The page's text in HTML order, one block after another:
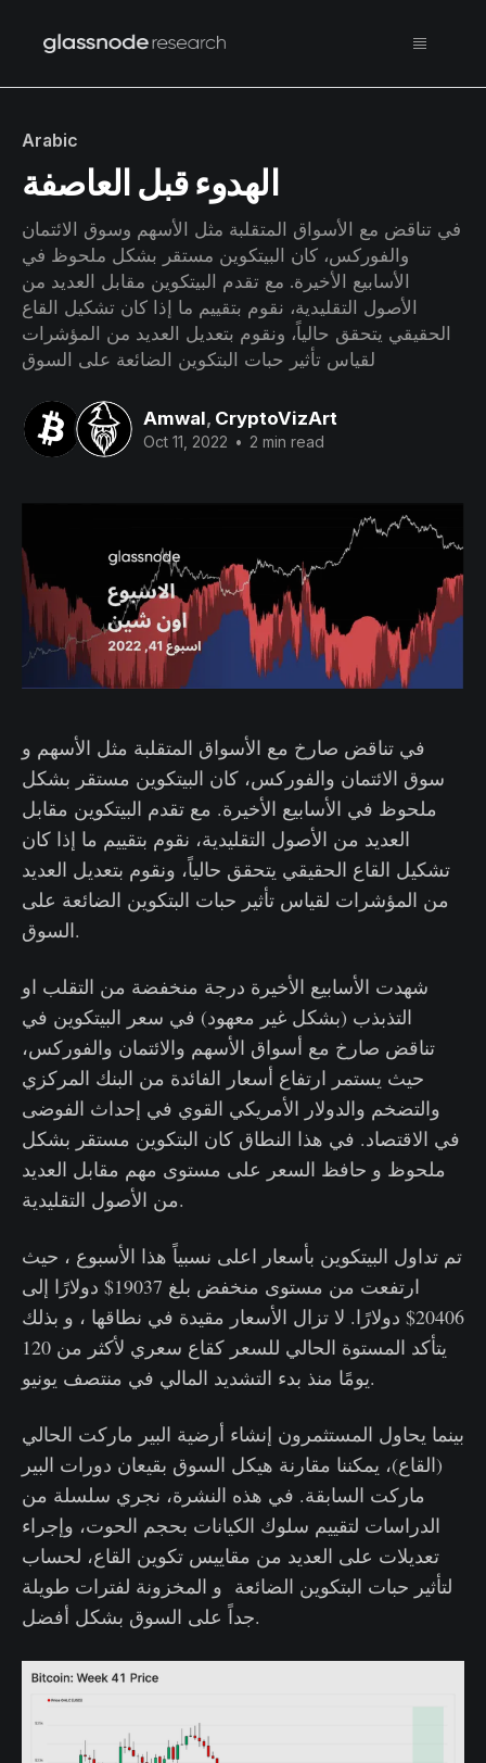
Arabic
الهدوء قبل العاصفة
في تناقض مع الأسواق المتقلبة مثل الأسهم وسوق الائتمان
والفوركس، كان البيتكوين مستقر بشكل ملحوظ في
الأسابيع الأخيرة. مع تقدم البيتكوين مقابل العديد من
الأصول التقليدية، نقوم بتقييم ما إذا كان تشكيل القاع
الحقيقي يتحقق حالياً، ونقوم بتعديل العديد من المؤشرات
لقياس تأثير حبات البتكوين الضائعة على السوق
Amwal, CryptoVizArt
Oct 11, 2022 • 2 min read
في تناقض صارخ مع الأسواق المتقلبة مثل الأسهم و
سوق الائتمان والفوركس، كان البيتكوين مستقر بشكل
ملحوظ في الأسابيع الأخيرة. مع تقدم البيتكوين مقابل
العديد من الأصول التقليدية، نقوم بتقييم ما إذا كان
تشكيل القاع الحقيقي يتحقق حالياً، ونقوم بتعديل العديد
من المؤشرات لقياس تأثير حبات البتكوين الضائعة على
السوق.
شهدت الأسابيع الأخيرة درجة منخفضة من التقلب او
التذبذب (بشكل غير معهود) في سعر البيتكوين في
تناقض صارخ مع أسواق الأسهم والائتمان والفوركس،
حيث يستمر ارتفاع أسعار الفائدة من البنك المركزي
والتضخم والدولار الأمريكي القوي في إحداث الفوضى
في الاقتصاد. في هذا النطاق كان البتكوين مستقر بشكل
ملحوظ و حافظ السعر على مستوى مهم مقابل العديد
من الأصول التقليدية.
تم تداول البيتكوين بأسعار اعلى نسبياً هذا الأسبوع ، حيث
ارتفعت من مستوى منخفض بلغ 19037$ دولارًا إلى
20406$ دولارًا. لا تزال الأسعار مقيدة في نطاقها ، و بذلك
يتأكد المستوة الحالي للسعر كقاع سعري لأكثر من 120
يومًا منذ بدء التشديد المالي في منتصف يونيو.
بينما يحاول المستثمرون إنشاء أرضية البير ماركت الحالي
(القاع)، يمكننا مقارنة هيكل السوق بقيعان دورات البير
ماركت السابقة. في هذه النشرة، نجري سلسلة من
الدراسات لتقييم سلوك الكيانات بحجم الحوت، وإجراء
تعديلات على العديد من مقاييس تكوين القاع، لحساب
لتأثير حبات البتكوين الضائعة و المخزونة لفترات طويلة
جداً على السوق بشكل أفضل.